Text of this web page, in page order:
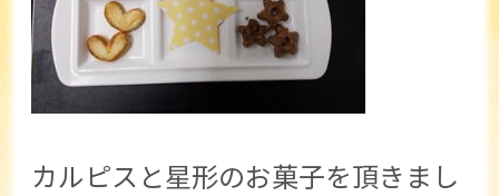
カルピスと星形のお菓子を頂きまし